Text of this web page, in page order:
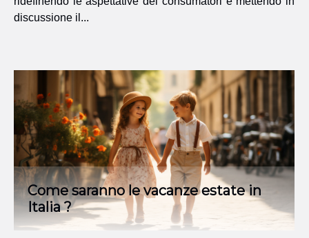
discussione il...
Come saranno le vacanze estate in
Italia ?